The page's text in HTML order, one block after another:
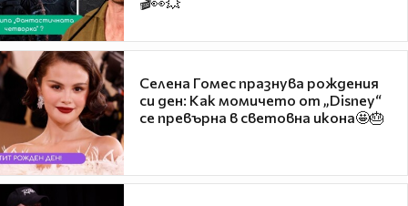
Селена Гомес празнува рождения
си ден: Как момичето от „Disney“
се превърна в световна икона🤩🎂